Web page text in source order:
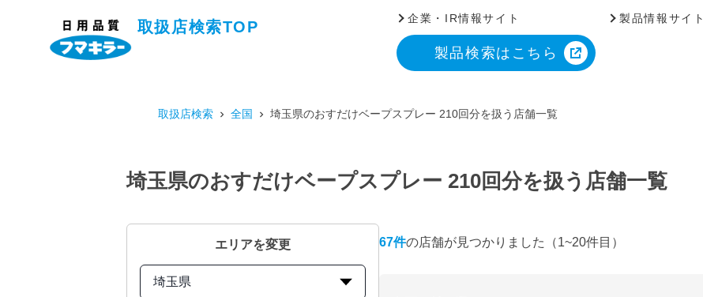
取扱店検索TOP
企業・IR情報サイト 製品情報サイト
製品検索はこちら
取扱店検索 全国 埼玉県のおすだけベープスプレー 210回分を扱う店舗一覧
埼玉県のおすだけベープスプレー 210回分を扱う店舗一覧
エリアを変更
埼玉県
67件の店舗が見つかりました （1~20件目）